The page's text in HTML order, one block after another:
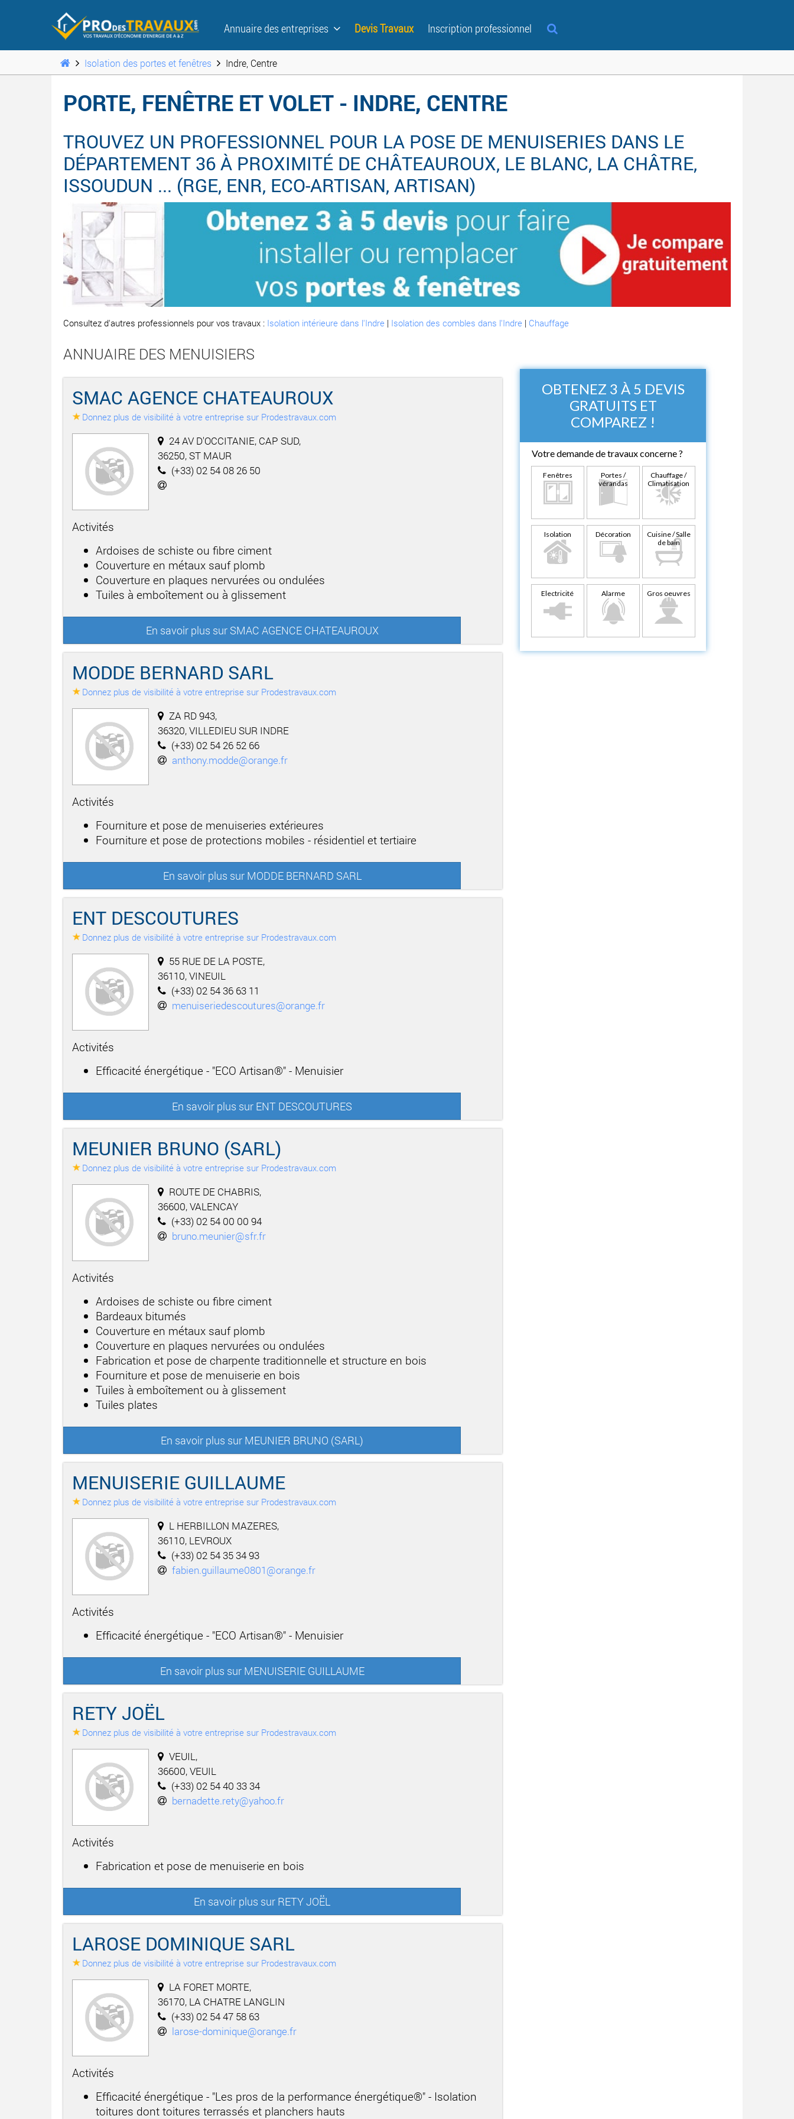
Annuaire des entreprises Devis Travaux Inscription professionnel
Isolation des portes et fenêtres Indre, Centre
PORTE, FENÊTRE ET VOLET - INDRE, CENTRE
TROUVEZ UN PROFESSIONNEL POUR LA POSE DE MENUISERIES DANS LE
DÉPARTEMENT 36 À PROXIMITÉ DE CHÂTEAUROUX, LE BLANC, LA CHÂTRE,
ISSOUDUN ... (RGE, ENR, ECO-ARTISAN, ARTISAN)
Consultez d'autres professionnels pour vos travaux : Isolation intérieure dans l'Indre | Isolation des combles dans l'Indre | Chauffage
ANNUAIRE DES MENUISIERS
SMAC AGENCE CHATEAUROUX
Donnez plus de visibilité à votre entreprise sur Prodestravaux.com
24 AV D'OCCITANIE, CAP SUD,
36250, ST MAUR
(+33) 02 54 08 26 50
Activités
Ardoises de schiste ou fibre ciment
Couverture en métaux sauf plomb
Couverture en plaques nervurées ou ondulées
Tuiles à emboîtement ou à glissement
En savoir plus sur SMAC AGENCE CHATEAUROUX
MODDE BERNARD SARL
Donnez plus de visibilité à votre entreprise sur Prodestravaux.com
ZA RD 943,
36320, VILLEDIEU SUR INDRE
(+33) 02 54 26 52 66
anthony.modde@orange.fr
Activités
Fourniture et pose de menuiseries extérieures
Fourniture et pose de protections mobiles - résidentiel et tertiaire
En savoir plus sur MODDE BERNARD SARL
ENT DESCOUTURES
Donnez plus de visibilité à votre entreprise sur Prodestravaux.com
55 RUE DE LA POSTE,
36110, VINEUIL
(+33) 02 54 36 63 11
menuiseriedescoutures@orange.fr
Activités
Efficacité énergétique - "ECO Artisan®" - Menuisier
En savoir plus sur ENT DESCOUTURES
MEUNIER BRUNO (SARL)
Donnez plus de visibilité à votre entreprise sur Prodestravaux.com
ROUTE DE CHABRIS,
36600, VALENCAY
(+33) 02 54 00 00 94
bruno.meunier@sfr.fr
Activités
Ardoises de schiste ou fibre ciment
Bardeaux bitumés
Couverture en métaux sauf plomb
Couverture en plaques nervurées ou ondulées
Fabrication et pose de charpente traditionnelle et structure en bois
Fourniture et pose de menuiserie en bois
Tuiles à emboîtement ou à glissement
Tuiles plates
En savoir plus sur MEUNIER BRUNO (SARL)
MENUISERIE GUILLAUME
Donnez plus de visibilité à votre entreprise sur Prodestravaux.com
L HERBILLON MAZERES,
36110, LEVROUX
(+33) 02 54 35 34 93
fabien.guillaume0801@orange.fr
Activités
Efficacité énergétique - "ECO Artisan®" - Menuisier
En savoir plus sur MENUISERIE GUILLAUME
RETY JOËL
Donnez plus de visibilité à votre entreprise sur Prodestravaux.com
VEUIL,
36600, VEUIL
(+33) 02 54 40 33 34
bernadette.rety@yahoo.fr
Activités
Fabrication et pose de menuiserie en bois
En savoir plus sur RETY JOËL
LAROSE DOMINIQUE SARL
Donnez plus de visibilité à votre entreprise sur Prodestravaux.com
LA FORET MORTE,
36170, LA CHATRE LANGLIN
(+33) 02 54 47 58 63
larose-dominique@orange.fr
Activités
Efficacité énergétique - "Les pros de la performance énergétique®" - Isolation
toitures dont toitures terrassés et planchers hauts
OBTENEZ 3 À 5 DEVIS
GRATUITS ET
COMPAREZ !
Votre demande de travaux concerne ?
Fenêtres
Portes /
vérandas
Chauffage /
Climatisation
Isolation Décoration
Cuisine / Salle
de bain
Electricité Alarme Gros oeuvres